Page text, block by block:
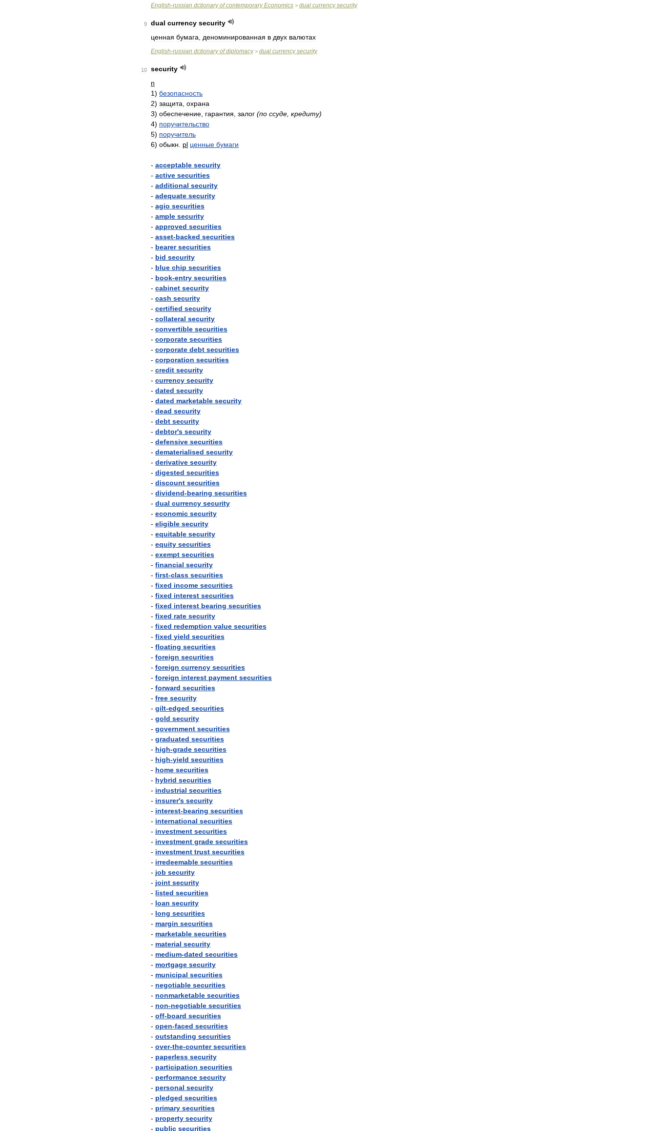
English-russian dctionary of contemporary Economics > dual currency security
9 dual currency security
ценная бумага деноминированная в двух валютах
English-russian dctionary of diplomacy> dual currency security
10
security
n
1) безопасность
2) защита охрана
3) обеспечение гарантия залог (по ссуде кредиту)
4) поручительство
5) поручитель
6) обыкн pl ценные бумаги
- acceptable security
- active securities
- additional security
- adequate security
- agio securities
- ample security
- approved securities
- asset-backed securities
- bearer securities
- bid security
- blue chip securities
- book-entry securities
- cabinet security
- cash security
- certified security
- collateral security
- convertible securities
- corporate securities
- corporate debt securities
- corporation securities
- credit security
- currency security
- dated security
- dated marketable security
- dead security
- debt security
- debtor's security
- defensive securities
- dematerialised security
- derivative security
- digested securities
- discount securities
- dividend-bearing securities
- dual currency security
- economic security
- eligible security
- equitable security
- equity securities
- exempt securities
- financial security
- first-class securities
- fixed income securities
- fixed interest securities
- fixed interest bearing securities
- fixed rate security
- fixed redemption value securities
- fixed yield securities
- floating securities
- foreign securities
- foreign currency securities
- foreign interest payment securities
- forward securities
- free security
- gilt-edged securities
- gold security
- government securities
- graduated securities
- high-grade securities
- high-yield securities
- home securities
- hybrid securities
- industrial securities
- insurer's security
- interest-bearing securities
- international securities
- investment securities
- investment grade securities
- investment trust securities
- irredeemable securities
- job security
- joint security
- listed securities
- loan security
- long securities
- margin securities
- marketable securities
- material security
- medium-dated securities
- mortgage security
- municipal securities
- negotiable securities
- nonmarketable securities
- non-negotiable securities
- off-board securities
- open-faced securities
- outstanding securities
- over-the-counter securities
- paperless security
- participation securities
- performance security
- personal security
- pledged securities
- primary securities
- property security
- public securities